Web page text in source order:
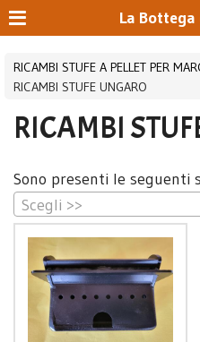
La
RICAMBI STUFE A PELLET PER
RICAMBI STUFE UNGARO
RICAMBI
Sono presenti le seguenti
Scegli >>